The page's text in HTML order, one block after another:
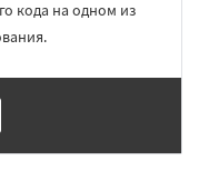
кода на одном из